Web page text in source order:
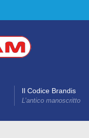
Il Codice Brandis
L’antico manoscritto